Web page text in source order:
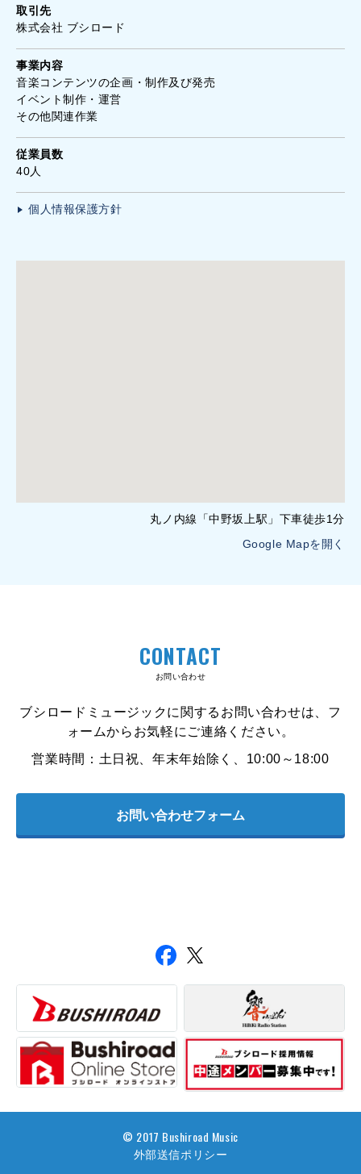
取引先
株式会社 ブシロード
事業内容
音楽コンテンツの企画・制作及び発売
イベント制作・運営
その他関連作業
従業員数
40人
個人情報保護方針
丸ノ内線「中野坂上駅」下車徒歩1分
Google Mapを開く
CONTACT
お問い合わせ
ブシロードミュージックに関するお問い合わせは、フ
ォームからお気軽にご連絡ください。
営業時間：土日祝、年末年始除く、10:00～18:00
お問い合わせフォーム
© 2017 Bushiroad Music
外部送信ポリシー